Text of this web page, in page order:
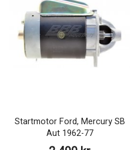
Startmotor Ford, Mercury SB
Aut 1962-77